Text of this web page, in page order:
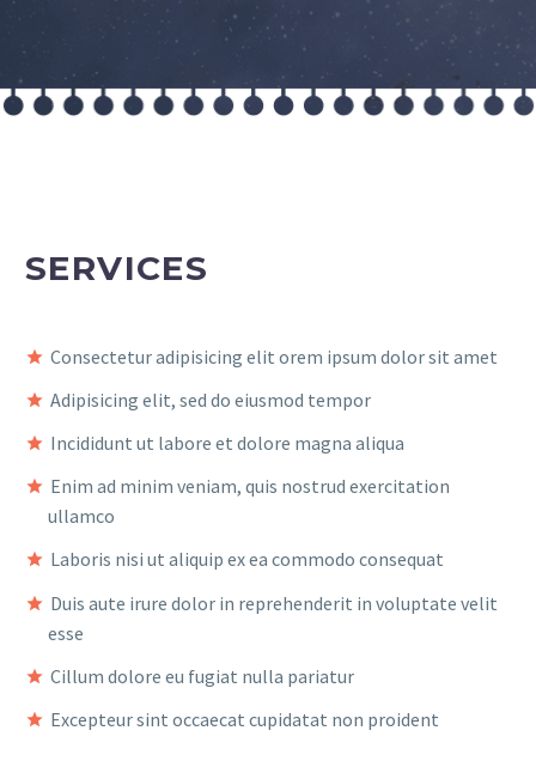
SERVICES
Consectetur adipisicing elit orem ipsum dolor sit amet
Adipisicing elit, sed do eiusmod tempor
Incididunt ut labore et dolore magna aliqua
Enim ad minim veniam, quis nostrud exercitation
ullamco
Laboris nisi ut aliquip ex ea commodo consequat
Duis aute irure dolor in reprehenderit in voluptate velit
esse
Cillum dolore eu fugiat nulla pariatur
Excepteur sint occaecat cupidatat non proident